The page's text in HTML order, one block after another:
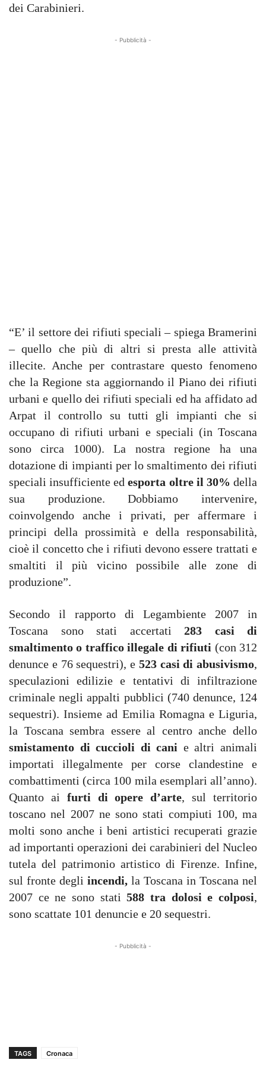
dei Carabinieri.
- Pubblicità -
“E’ il settore dei rifiuti speciali – spiega Bramerini
– quello che più di altri si presta alle attività
illecite. Anche per contrastare questo fenomeno
che la Regione sta aggiornando il Piano dei rifiuti
urbani e quello dei rifiuti speciali ed ha affidato ad
Arpat il controllo su tutti gli impianti che si
occupano di rifiuti urbani e speciali (in Toscana
sono circa 1000). La nostra regione ha una
dotazione di impianti per lo smaltimento dei rifiuti
speciali insufficiente edesporta oltre il 30% della
sua produzione. Dobbiamo intervenire,
coinvolgendo anche i privati, per affermare i
principi della prossimità e della responsabilità,
cioè il concetto che i rifiuti devono essere trattati e
smaltiti il più vicino possibile alle zone di
produzione”.
Secondo il rapporto di Legambiente 2007 in
Toscana sono stati accertati 283 casi di
smaltimento o traffico illegale di rifiuti (con 312
denunce e 76 sequestri), e 523 casi di abusivismo,
speculazioni edilizie e tentativi di infiltrazione
criminale negli appalti pubblici (740 denunce, 124
sequestri). Insieme ad Emilia Romagna e Liguria,
la Toscana sembra essere al centro anche dello
smistamento di cuccioli di cani e altri animali
importati illegalmente per corse clandestine e
combattimenti (circa 100 mila esemplari all’anno).
Quanto ai furti di opere d’arte, sul territorio
toscano nel 2007 ne sono stati compiuti 100, ma
molti sono anche i beni artistici recuperati grazie
ad importanti operazioni dei carabinieri del Nucleo
tutela del patrimonio artistico di Firenze. Infine,
sul fronte degli incendi, la Toscana in Toscana nel
2007 ce ne sono stati588 tra dolosi e colposi,
sono scattate 101 denuncie e 20 sequestri.
- Pubblicità -
TAGS Cronaca